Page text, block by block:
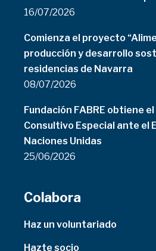
16/07/2026
Comienza el proyecto
producción y desarrollo
residencias de Navarra
08/07/2026
Fundación FABRE obtiene
Consultivo Especial ante el
Naciones Unidas
25/06/2026
Colabora
Haz un voluntariado
Hazte socio